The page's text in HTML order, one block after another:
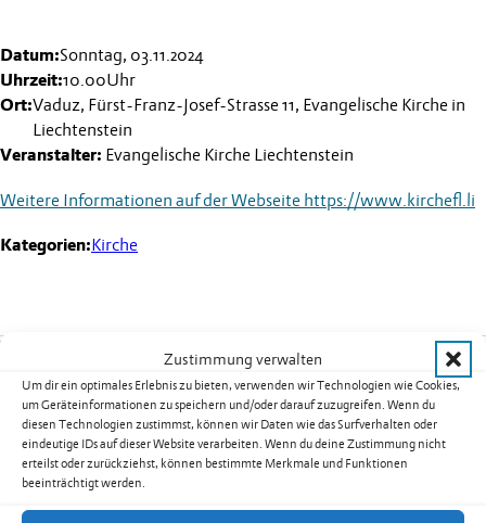
Zustimmung verwalten
Um dir ein optimales Erlebnis zu bieten, verwenden wir Technologien wie Cookies,
um Geräteinformationen zu speichern und/oder darauf zuzugreifen. Wenn du
diesen Technologien zustimmst, können wir Daten wie das Surfverhalten oder
eindeutige IDs auf dieser Website verarbeiten. Wenn du deine Zustimmung nicht
erteilst oder zurückziehst, können bestimmte Merkmale und Funktionen
beeinträchtigt werden.
Datum:Sonntag, 03.11.2024
Uhrzeit:10.00Uhr
Ort:Vaduz, Fürst-Franz-Josef-Strasse 11, Evangelische Kirche in
Liechtenstein
Veranstalter: Evangelische Kirche Liechtenstein
Weitere Informationen auf der Webseite https://www.kirchefl.li
Kategorien:Kirche
Weitere Termine
Kurs 08B02: Yoga für Männer in
Nendeln
Datum:17.08.2026
Uhrzeit:19.30-20.30
weiterlesen: Kurs 08B02: Yoga für Männer in Nendeln